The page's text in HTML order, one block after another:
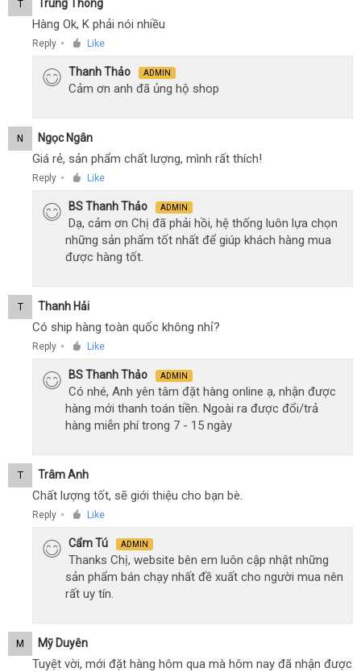
T Trung Thông
Hàng Ok, K phải nói nhiều
Reply ● Like
Thanh Thảo ADMIN
Cảm ơn anh đã ủng hộ shop
N Ngọc Ngân
Giá rẻ, sản phẩm chất lượng, mình rất thích!
Reply ● Like
BS Thanh Thảo ADMIN
Dạ, cảm ơn Chị đã phải hồi, hệ thống luôn lựa chọn
những sản phẩm tốt nhất để giúp khách hàng mua
được hàng tốt.
T Thanh Hải
Có ship hàng toàn quốc không nhỉ?
Reply ● Like
BS Thanh Thảo ADMIN
Có nhé, Anh yên tâm đặt hàng online ạ, nhận được
hàng mới thanh toán tiền. Ngoài ra được đổi/trả
hàng miễn phí trong 7 - 15 ngày
T Trâm Anh
Chất lượng tốt, sẽ giới thiệu cho bạn bè.
Reply ● Like
Cẩm Tú ADMIN
Thanks Chị, website bên em luôn cập nhật những
sản phẩm bán chạy nhất đề xuất cho người mua nên
rất uy tín.
M Mỹ Duyên
Tuyệt vời, mới đặt hàng hôm qua mà hôm nay đã nhận được